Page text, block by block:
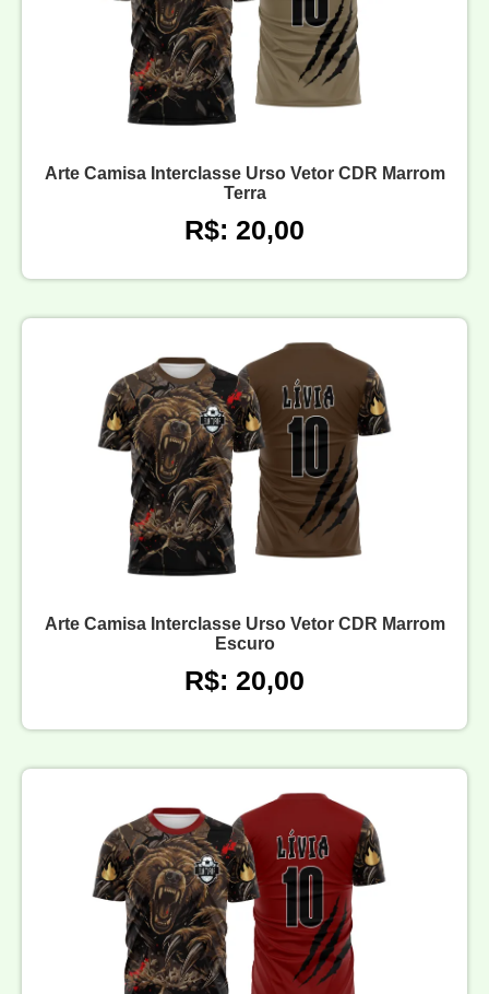
Arte Camisa Interclasse Urso Vetor CDR Marrom
Terra
R$: 20,00
Arte Camisa Interclasse Urso Vetor CDR Marrom
Escuro
R$: 20,00